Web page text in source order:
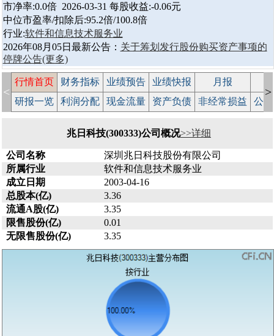
市净率:0.0倍 2026-03-31 每股收益:-0.06元
中位市盈率/扣除后:95.2倍/100.8倍
行业:软件和信息技术服务业
2026年08月05日最新公告： 关于筹划发行股份购买资产事项的
停牌公告(更多)
<
行情首页 财务指标 业绩预告 业绩快报 月报
研报一览
利润分配 现金流量 资产负债 非经常损益 公
>
兆日科技(300333)公司概况>>详细
公司名称
深圳兆日科技股份有限公司
所属行业
软件和信息技术服务业
成立日期
2003-04-16
总股本(亿)
3.36
流通A股(亿)
3.35
限售股份(亿)
0.01
无限售股份(亿)
3.35